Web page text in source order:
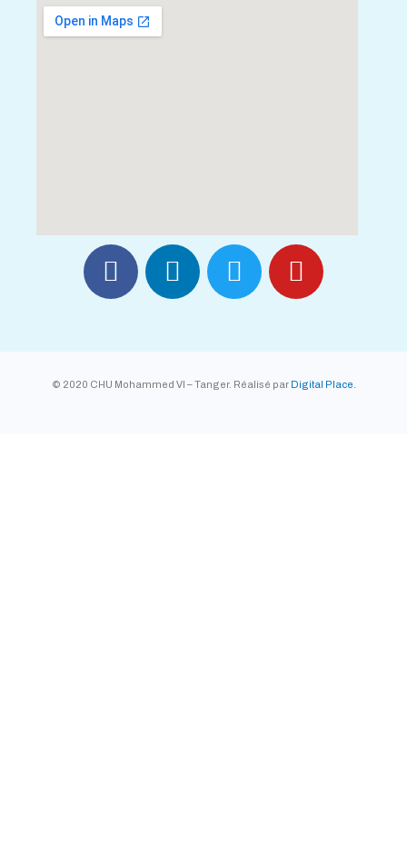
© 2020 CHU Mohammed VI – Tanger. Réalisé par Digital Place.